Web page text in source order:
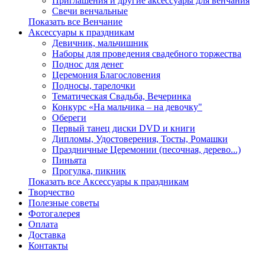
Свечи венчальные
Показать все Венчание
Аксессуары к праздникам
Девичник, мальчишник
Наборы для проведения свадебного торжества
Поднос для денег
Церемония Благословения
Подносы, тарелочки
Тематическая Свадьба, Вечеринка
Конкурс «На мальчика – на девочку"
Обереги
Первый танец диски DVD и книги
Дипломы, Удостоверения, Тосты, Ромашки
Праздничные Церемонии (песочная, дерево...)
Пиньята
Прогулка, пикник
Показать все Аксессуары к праздникам
Творчество
Полезные советы
Фотогалерея
Оплата
Доставка
Контакты